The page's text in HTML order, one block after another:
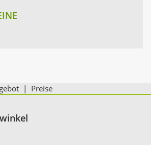
Preise